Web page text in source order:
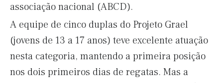
associação nacional (ABCD).
A equipe de cinco duplas do Projeto Grael
(jovens de 13 a 17 anos) teve excelente atuação
nesta categoria, mantendo a primeira posição
nos dois primeiros dias de regatas. Mas a